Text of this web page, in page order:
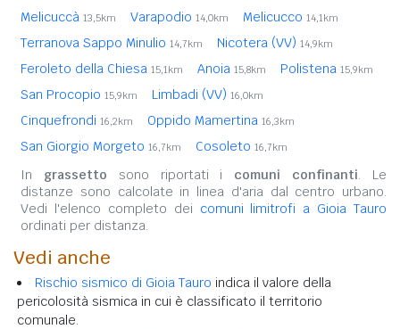
Melicuccà 13,5km Varapodio 14,0km Melicucco 14,1km
Terranova Sappo Minulio 14,7km Nicotera (VV) 14,9km
Feroleto della Chiesa 15,1km Anoia 15,8km Polistena 15,9km
San Procopio 15,9km Limbadi (VV) 16,0km
Cinquefrondi 16,2km Oppido Mamertina 16,3km
San Giorgio Morgeto 16,7km Cosoleto 16,7km
In grassetto sono riportati i comuni confinanti. Le
distanze sono calcolate in linea d'aria dal centro urbano.
Vedi l'elenco completo dei comuni limitrofi a Gioia Tauro
ordinati per distanza.
Vedi anche
Rischio sismico di Gioia Tauro indica il valore della
pericolosità sismica in cui è classificato il territorio
comunale.